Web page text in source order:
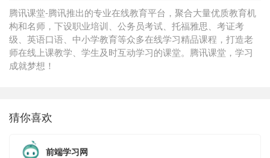
腾讯课堂-腾讯推出的专业在线教育平台，聚合大量优质教育机
构和名师，下设职业培训、公务员考试、托福雅思、考证考
级、英语口语、中小学教育等众多在线学习精品课程，打造老
师在线上课教学、学生及时互动学习的课堂。腾讯课堂，学习
成就梦想！
猜你喜欢
前端学习网